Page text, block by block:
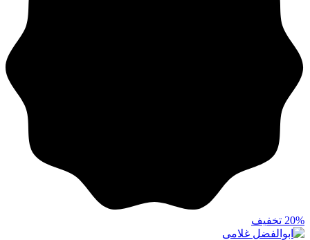
20% تخفیف